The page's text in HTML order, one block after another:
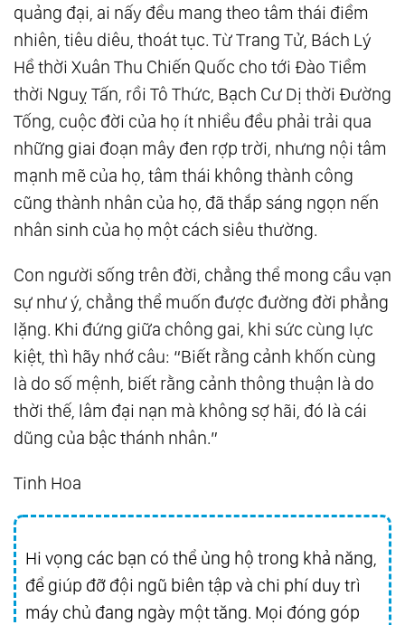
quảng đại, ai nấy đều mang theo tâm thái điềm
nhiên, tiêu diêu, thoát tục. Từ Trang Tử, Bách Lý
Hề thời Xuân Thu Chiến Quốc cho tới Đào Tiềm
thời Nguỵ Tấn, rồi Tô Thức, Bạch Cư Dị thời Đường
Tống, cuộc đời của họ ít nhiều đều phải trải qua
những giai đoạn mây đen rợp trời, nhưng nội tâm
mạnh mẽ của họ, tâm thái không thành công
cũng thành nhân của họ, đã thắp sáng ngọn nến
nhân sinh của họ một cách siêu thường.
Con người sống trên đời, chẳng thể mong cầu vạn
sự như ý, chẳng thể muốn được đường đời phẳng
lặng. Khi đứng giữa chông gai, khi sức cùng lực
kiệt, thì hãy nhớ câu: “Biết rằng cảnh khốn cùng
là do số mệnh, biết rằng cảnh thông thuận là do
thời thế, lâm đại nạn mà không sợ hãi, đó là cái
dũng của bậc thánh nhân.”
Tinh Hoa
Hi vọng các bạn có thể ủng hộ trong khả năng,
để giúp đỡ đội ngũ biên tập và chi phí duy trì
máy chủ đang ngày một tăng. Mọi đóng góp